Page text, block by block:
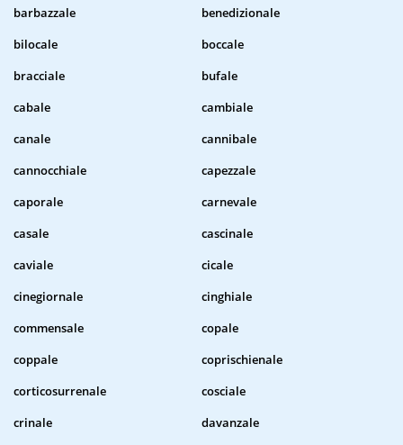
barbazzale
benedizionale
bilocale
boccale
bracciale
bufale
cabale
cambiale
canale
cannibale
cannocchiale
capezzale
caporale
carnevale
casale
cascinale
caviale
cicale
cinegiornale
cinghiale
commensale
copale
coppale
coprischienale
corticosurrenale
cosciale
crinale
davanzale